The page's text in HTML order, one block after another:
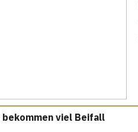
bekommen viel Beifall